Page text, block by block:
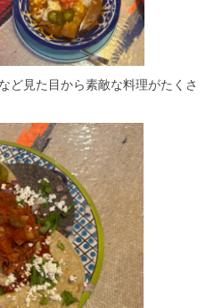
ど見た目から素敵な料理がたくさ